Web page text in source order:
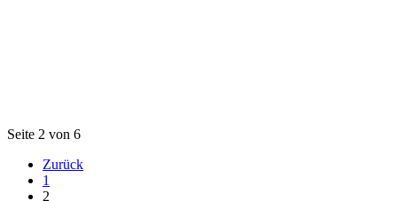
Seite 2 von 6
Zurück
1
2